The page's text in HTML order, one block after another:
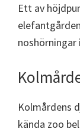
Ett av
noshörningar
Kolmårdens
kända zoo